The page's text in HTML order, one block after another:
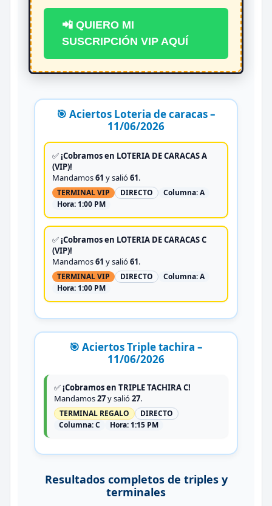
📲 QUIERO MI
SUSCRIPCIÓN VIP AQUÍ
🎯 Aciertos Loteria de caracas –
11/06/2026
✅¡Cobramos en LOTERIA DE CARACAS A
(VIP)!
Mandamos61 y salió61.
TERMINAL VIP DIRECTO Columna:A
Hora: 1:00 PM
✅¡Cobramos en LOTERIA DE CARACAS C
(VIP)!
Mandamos61 y salió61.
TERMINAL VIP DIRECTO Columna:A
Hora: 1:00 PM
🎯 Aciertos Triple tachira –
11/06/2026
✅¡Cobramos en TRIPLE TACHIRA C!
Mandamos27y salió27.
TERMINAL REGALO
DIRECTO
Columna:C Hora: 1:15 PM
Resultados completos de triples y
terminales